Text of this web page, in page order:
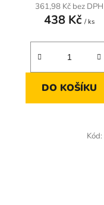
361,98 Kč bez DPH
438 Kč/ ks
DO KOŠÍKU
Kód: